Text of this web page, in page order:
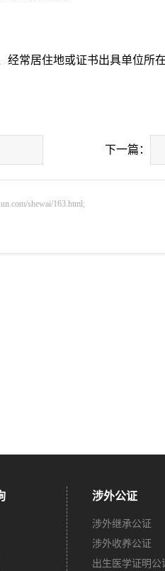
常居住地或证书出具单位所
下一篇：
shewai/163.html;
涉外公证
涉外继承公证
涉外收养公证
出生医学证明公